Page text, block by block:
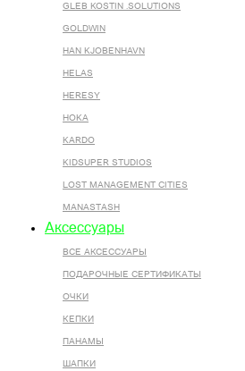
GLEB KOSTIN .SOLUTIONS
GOLDWIN
HAN KJOBENHAVN
HELAS
HERESY
HOKA
KARDO
KIDSUPER STUDIOS
LOST MANAGEMENT CITIES
MANASTASH
Аксессуары
ВСЕ AКСЕССУАРЫ
ПОДАРОЧНЫЕ СЕРТИФИКАТЫ
ОЧКИ
КЕПКИ
ПАНАМЫ
ШАПКИ